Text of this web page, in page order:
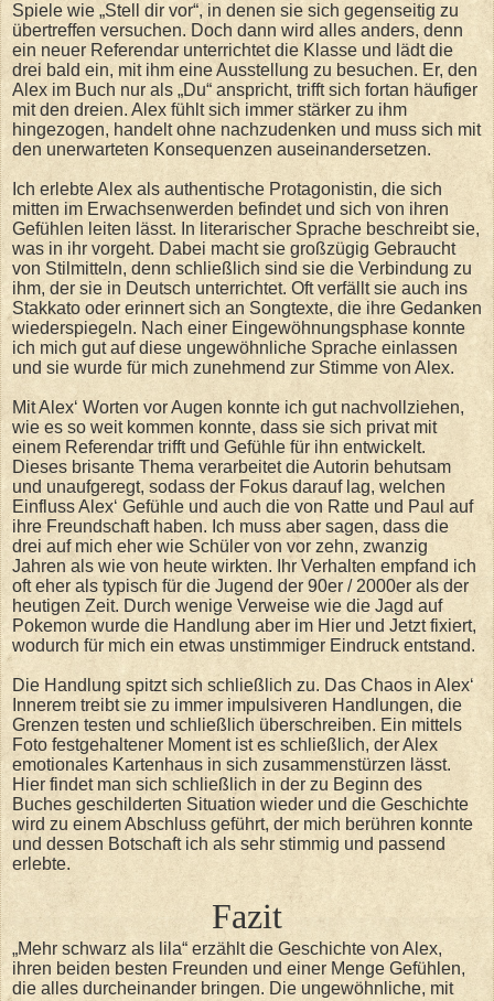
Spiele wie „Stell dir vor“, in denen sie sich gegenseitig zu
übertreffen versuchen. Doch dann wird alles anders, denn
ein neuer Referendar unterrichtet die Klasse und lädt die
drei bald ein, mit ihm eine Ausstellung zu besuchen. Er, den
Alex im Buch nur als „Du“ anspricht, trifft sich fortan häufiger
mit den dreien. Alex fühlt sich immer stärker zu ihm
hingezogen, handelt ohne nachzudenken und muss sich mit
den unerwarteten Konsequenzen auseinandersetzen.
Ich erlebte Alex als authentische Protagonistin, die sich
mitten im Erwachsenwerden befindet und sich von ihren
Gefühlen leiten lässt. In literarischer Sprache beschreibt sie,
was in ihr vorgeht. Dabei macht sie großzügig Gebraucht
von Stilmitteln, denn schließlich sind sie die Verbindung zu
ihm, der sie in Deutsch unterrichtet. Oft verfällt sie auch ins
Stakkato oder erinnert sich an Songtexte, die ihre Gedanken
wiederspiegeln. Nach einer Eingewöhnungsphase konnte
ich mich gut auf diese ungewöhnliche Sprache einlassen
und sie wurde für mich zunehmend zur Stimme von Alex.
Mit Alex‘ Worten vor Augen konnte ich gut nachvollziehen,
wie es so weit kommen konnte, dass sie sich privat mit
einem Referendar trifft und Gefühle für ihn entwickelt.
Dieses brisante Thema verarbeitet die Autorin behutsam
und unaufgeregt, sodass der Fokus darauf lag, welchen
Einfluss Alex‘ Gefühle und auch die von Ratte und Paul auf
ihre Freundschaft haben. Ich muss aber sagen, dass die
drei auf mich eher wie Schüler von vor zehn, zwanzig
Jahren als wie von heute wirkten. Ihr Verhalten empfand ich
oft eher als typisch für die Jugend der 90er / 2000er als der
heutigen Zeit. Durch wenige Verweise wie die Jagd auf
Pokemon wurde die Handlung aber im Hier und Jetzt fixiert,
wodurch für mich ein etwas unstimmiger Eindruck entstand.
Die Handlung spitzt sich schließlich zu. Das Chaos in Alex‘
Innerem treibt sie zu immer impulsiveren Handlungen, die
Grenzen testen und schließlich überschreiben. Ein mittels
Foto festgehaltener Moment ist es schließlich, der Alex
emotionales Kartenhaus in sich zusammenstürzen lässt.
Hier findet man sich schließlich in der zu Beginn des
Buches geschilderten Situation wieder und die Geschichte
wird zu einem Abschluss geführt, der mich berühren konnte
und dessen Botschaft ich als sehr stimmig und passend
erlebte.
Fazit
„Mehr schwarz als lila“ erzählt die Geschichte von Alex,
ihren beiden besten Freunden und einer Menge Gefühlen,
die alles durcheinander bringen. Die ungewöhnliche, mit